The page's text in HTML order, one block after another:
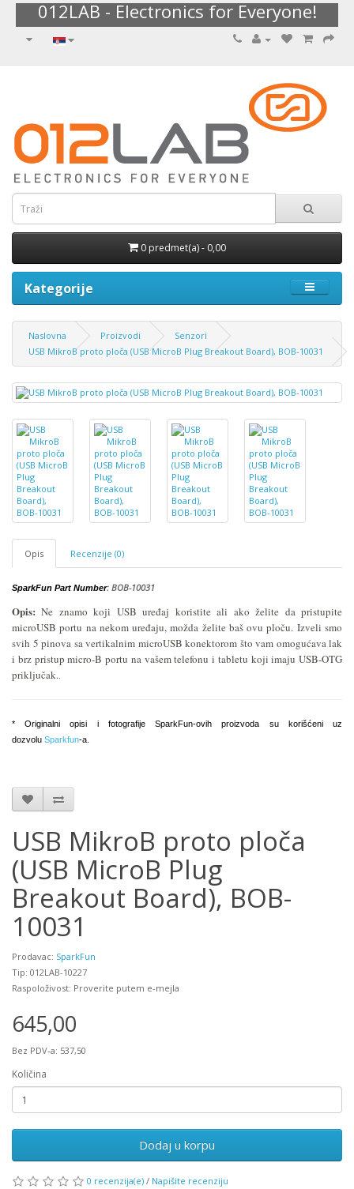
012LAB - Electronics for Everyone!
0 predmet(a) - 0,00
Kategorije
Naslovna Proizvodi
Senzori
USB MikroB proto ploča (USB MicroB Plug Breakout Board), BOB-10031
Opis Recenzije (0)
SparkFun Part Number: BOB-10031
Opis: Ne znamo koji USB uređaj koristite ali ako želite da pristupite
microUSB portu na nekom uređaju, možda želite baš ovu ploču. Izveli smo
svih 5 pinova sa vertikalnim microUSB konektorom što vam omogućava lak
i brz pristup micro-B portu na vašem telefonu i tabletu koji imaju USB-OTG
priključak..
* Originalni opisi i fotografije SparkFun-ovih proizvoda su korišćeni uz
dozvolu Sparkfun-a.
USB MikroB proto ploča
(USB MicroB Plug
Breakout Board), BOB-
10031
Prodavac: SparkFun
Tip: 012LAB-10227
Raspoloživost: Proverite putem e-mejla
645,00
Bez PDV-a: 537,50
Količina
Dodaj u korpu
0 recenzija(e) / Napišite recenziju